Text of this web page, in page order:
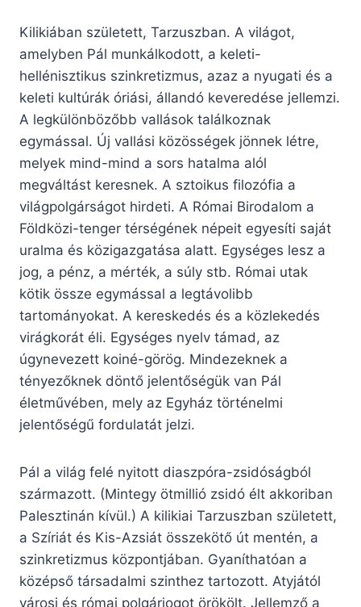
Kilikiában született, Tarzuszban. A világot,
amelyben Pál munkálkodott, a keleti-
hellénisztikus szinkretizmus, azaz a nyugati és a
keleti kultúrák óriási, állandó keveredése jellemzi.
A legkülönbözőbb vallások találkoznak
egymással. Új vallási közösségek jönnek létre,
melyek mind-mind a sors hatalma alól
megváltást keresnek. A sztoikus filozófia a
világpolgárságot hirdeti. A Római Birodalom a
Földközi-tenger térségének népeit egyesíti saját
uralma és közigazgatása alatt. Egységes lesz a
jog, a pénz, a mérték, a súly stb. Római utak
kötik össze egymással a legtávolibb
tartományokat. A kereskedés és a közlekedés
virágkorát éli. Egységes nyelv támad, az
úgynevezett koiné-görög. Mindezeknek a
tényezőknek döntő jelentőségük van Pál
életművében, mely az Egyház történelmi
jelentőségű fordulatát jelzi.
Pál a világ felé nyitott diaszpóra-zsidóságból
származott. (Mintegy ötmillió zsidó élt akkoriban
Palesztinán kívül.) A kilikiai Tarzuszban született,
a Szíriát és Kis-Azsiát összekötő út mentén, a
szinkretizmus központjában. Gyaníthatóan a
középső társadalmi szinthez tartozott. Atyjától
városi és római polgárjogot örökölt. Jellemző a